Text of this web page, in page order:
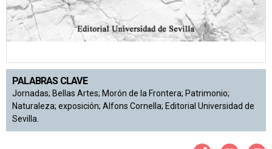
PALABRAS CLAVE
Jornadas; Bellas Artes; Morón de la Frontera; Patrimonio;
Naturaleza; exposición; Alfons Cornella; Editorial Universidad de
Sevilla.